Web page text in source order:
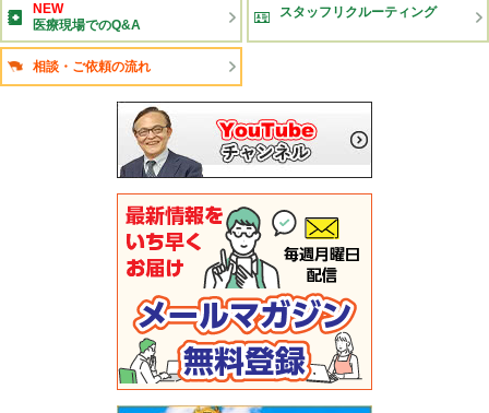
NEW
医療現場でのQ&A
スタッフリクルーティング
相談・ご依頼の流れ